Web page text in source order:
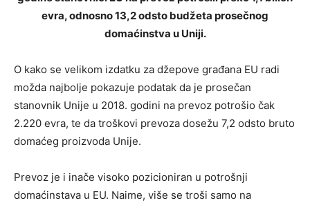
evra, odnosno 13,2 odsto budžeta prosečnog
domaćinstva u Uniji.
O kako se velikom izdatku za džepove građana EU radi
možda najbolje pokazuje podatak da je prosečan
stanovnik Unije u 2018. godini na prevoz potrošio čak
2.220 evra, te da troškovi prevoza dosežu 7,2 odsto bruto
domaćeg proizvoda Unije.
Prevoz je i inače visoko pozicioniran u potrošnji
domaćinstava u EU. Naime, više se troši samo na